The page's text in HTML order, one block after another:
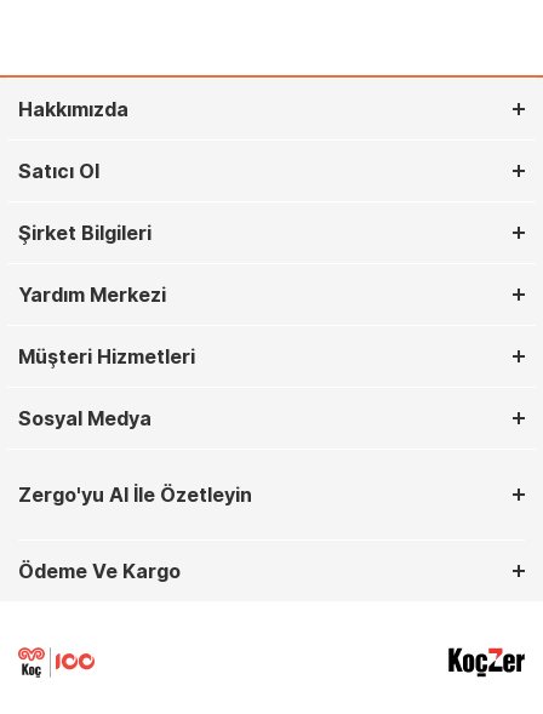
Hakkımızda
Satıcı Ol
Şirket Bilgileri
Yardım Merkezi
Müşteri Hizmetleri
Sosyal Medya
Zergo'yu AI İle Özetleyin
Ödeme Ve Kargo